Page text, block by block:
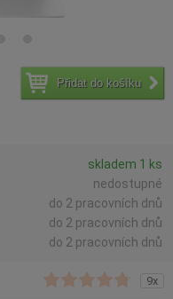
Přidat do košíku
skladem 1 ks
nedostupné
do 2 pracovních dnů
do 2 pracovních dnů
do 2 pracovních dnů
9x